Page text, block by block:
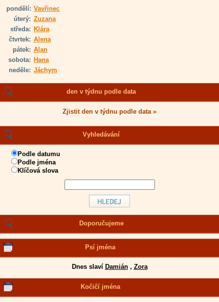
pondělí: Vavřinec
úterý: Zuzana
středa: Klára
čtvrtek: Alena
pátek: Alan
sobota: Hana
neděle: Jáchym
den v týdnu podle data
Zjistit den v týdnu podle data »
Vyhledávání
Podle datumu
Podle jména
Klíčová slova
Doporučujeme
Psí jména
Dnes slaví Damián, Zora
Kočičí jména